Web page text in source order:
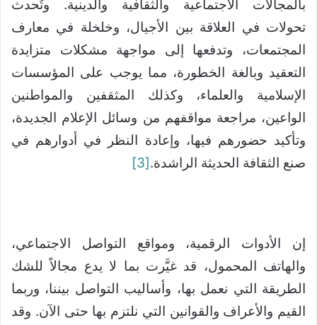
بالمجالات الاجتماعية والثقافية والدينية. وتُحدث
تحولات في العلاقة بين الأجيال، وخلخلة في معارف
المجتمعات، وتدفعها إلى مواجهة مشكلات متزايدة
التعقيد وبالغة الخطورة، مما يوجب على المؤسسات
الإسلامية والعلماء، وكذلك المثقفين والمواطنين
الواعين، مراجعة مواقفهم من وسائل الإعلام الجديدة،
وتأكيد حضورهم فيها، وإعادة النظر في أدوارهم في
صنع الثقافة الحديثة الراشدة.[3]
إن الأدوات الرقمية، ومواقع التواصل الاجتماعي،
والهاتف المحمول، قد غيَّرت بما لا يدع مجالاً للشك
الطريقة التي نعمل بها، وأساليب التواصل بيننا، وربما
القيم والأعراف والقوانين التي نلتزم بها حتى الآن. وقد